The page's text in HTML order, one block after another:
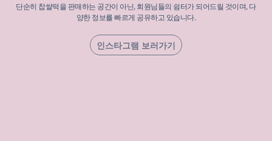
단순히 찹쌀떡을 판매하는 공간이 아닌, 회원님들의 쉼터가 되어드릴 것이며, 다
양한 정보를 빠르게 공유하고 있습니다.
인스타그램 보러가기